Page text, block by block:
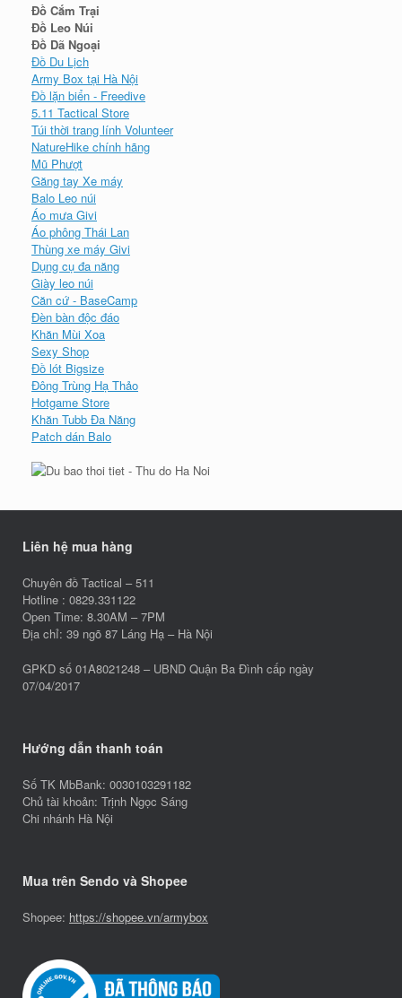
Đồ Cắm Trại
Đồ Leo Núi
Đồ Dã Ngoại
Đồ Du Lịch
Army Box tại Hà Nội
Đồ lặn biển - Freedive
5.11 Tactical Store
Túi thời trang lính Volunteer
NatureHike chính hãng
Mũ Phượt
Găng tay Xe máy
Balo Leo núi
Áo mưa Givi
Áo phông Thái Lan
Thùng xe máy Givi
Dụng cụ đa năng
Giày leo núi
Căn cứ - BaseCamp
Đèn bàn độc đáo
Khăn Mùi Xoa
Sexy Shop
Đồ lót Bigsize
Đông Trùng Hạ Thảo
Hotgame Store
Khăn Tubb Đa Năng
Patch dán Balo
Liên hệ mua hàng
Chuyên đồ Tactical – 511
Hotline : 0829.331122
Open Time: 8.30AM – 7PM
Địa chỉ: 39 ngõ 87 Láng Hạ – Hà Nội
GPKD số 01A8021248 – UBND Quận Ba Đình cấp ngày
07/04/2017
Hướng dẫn thanh toán
Số TK MbBank: 0030103291182
Chủ tài khoản: Trịnh Ngọc Sáng
Chi nhánh Hà Nội
Mua trên Sendo và Shopee
Shopee: https://shopee.vn/armybox